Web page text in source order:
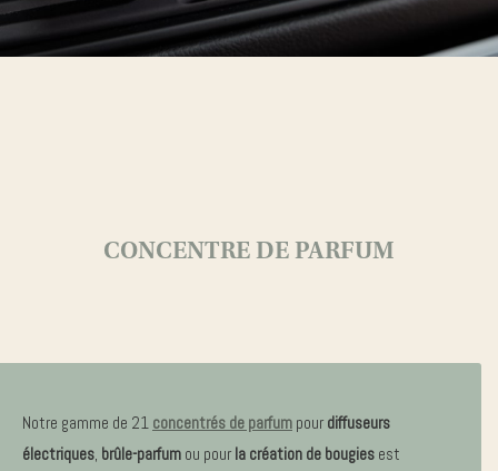
CONCENTRE DE PARFUM
Notre gamme de 21 concentrés de parfum pour diffuseurs
électriques, brûle-parfum ou pour la création de bougies est